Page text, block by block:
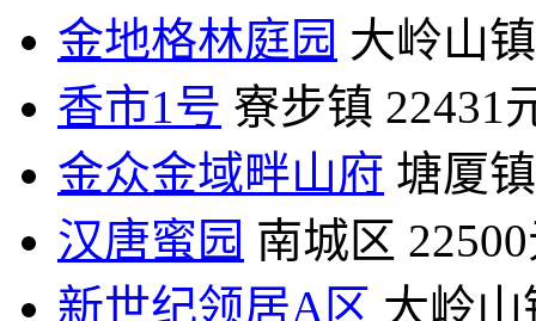
金地格林庭园 大岭山镇
香市1号 寮步镇 22431
金众金域畔山府 塘厦镇
汉唐蜜园 南城区
新世纪领居A区 大岭山